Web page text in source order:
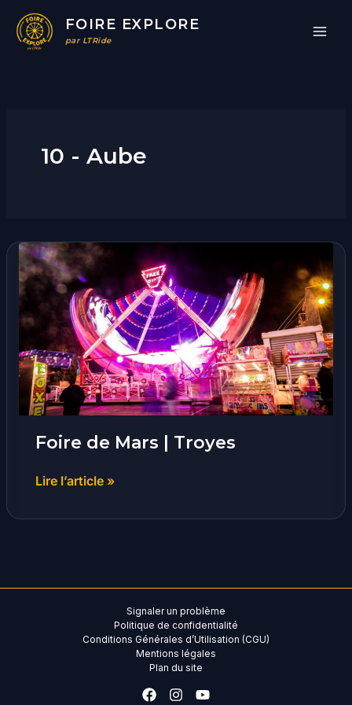
contenu
FOIRE EXPLORE
par LTRide
10 - Aube
Foire de Mars | Troyes
Foire
de
Mars
Troyes
Lire l’article »
Signaler un problème
Politique de confidentialité
Conditions Générales d’Utilisation (CGU)
Mentions légales
Plan du site